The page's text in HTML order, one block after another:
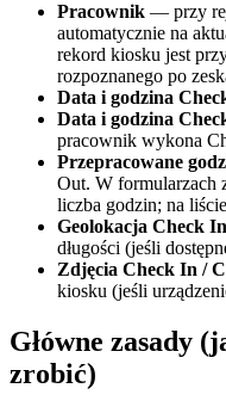
Pracownik — przy
automatycznie na
rekord kiosku jest
rozpoznanego po
Data i godzina
Data i godzina
pracownik wykona
Przepracowane
Out. W formularzach
liczba godzin; na
Geolokacja Check
długości (jeśli
Zdjęcia Check In /
kiosku (jeśli
Główne zasady
zrobić)